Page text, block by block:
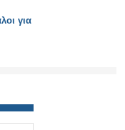
για